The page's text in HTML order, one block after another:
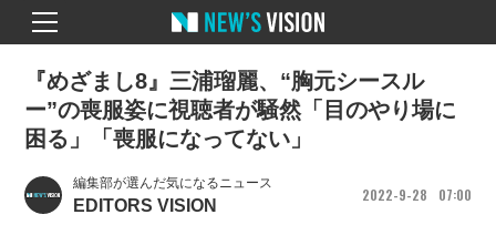
編集部が選んだ気になるニュース
EDITORS VISION
2022 9 28 07 00
『めざまし8』三浦瑠麗、“胸元シースル
ー”の喪服姿に視聴者が騒然「目のやり場に
困る」「喪服になってない」